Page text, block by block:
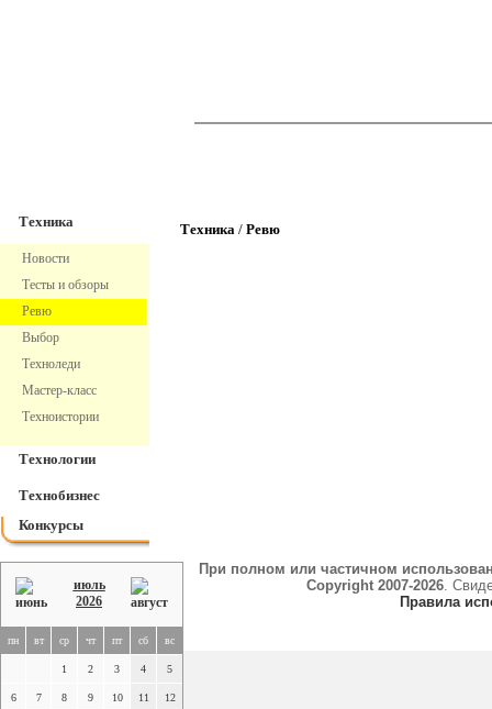
Техника
Новости
Тесты и обзоры
Ревю
Выбор
Техноледи
Мастер-класс
Техноистории
Технологии
Технобизнес
Конкурсы
июль
2026
пн вт ср чт пт сб вс
1 2 3 4 5
6 7 8 9 10 11 12
Техника / Ревю
При полном или частичном
Copyright 2007-2026.
Правила